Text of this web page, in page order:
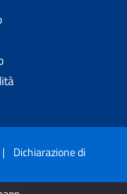
| Dichiarazione di